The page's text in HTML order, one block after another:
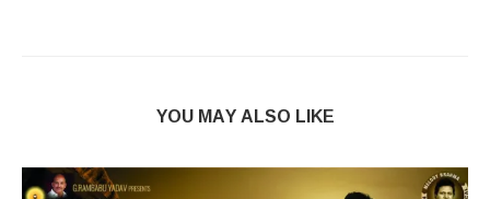
YOU MAY ALSO LIKE